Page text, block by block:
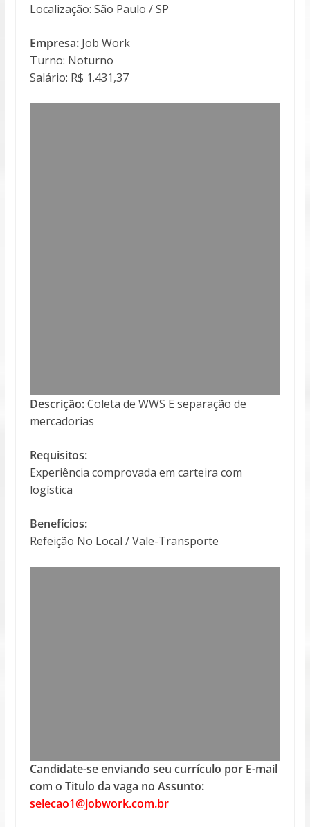
Localização: São Paulo / SP
Empresa:Job Work
Turno: Noturno
Salário: R$ 1.431,37
Descrição:Coleta de WWS E separação de
mercadorias
Requisitos:
Experiência comprovada em carteira com
logística
Benefícios:
Refeição No Local / Vale-Transporte
Candidate-se enviando seu currículo por E-mail
com o Titulo da vaga no Assunto:
selecao1@jobwork.com.br